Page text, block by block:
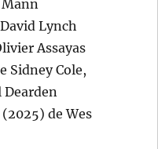
Lynch
Assayas
Sidney Cole,
Dearden
(2025) de Wes